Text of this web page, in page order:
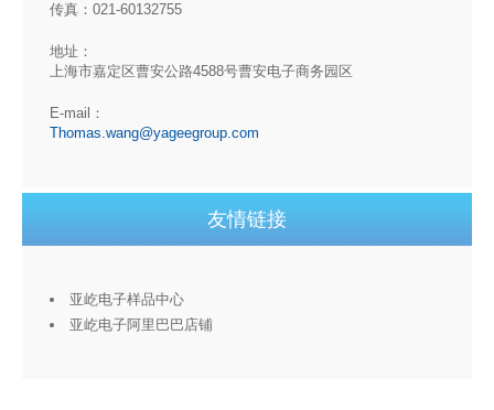
传真：021-60132755
地址：
上海市嘉定区曹安公路4588号曹安电子商务园区
E-mail：
Thomas.wang@yageegroup.com
友情链接
亚屹电子样品中心
亚屹电子阿里巴巴店铺